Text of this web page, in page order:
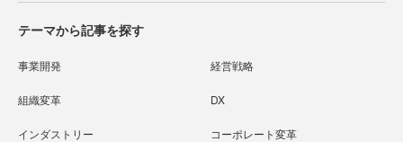
テーマから記事を探す
事業開発 経営戦略
組織変革 DX
インダストリー コーポレート変革